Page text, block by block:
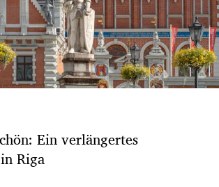
Ein verlängertes
Riga